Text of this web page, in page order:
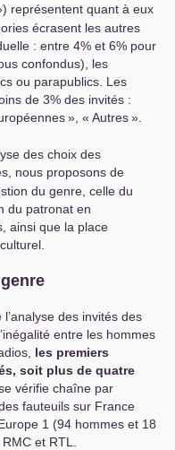
représentent quant à eux
écrasent les autres
: entre 4% et 6% pour
confondus), les
ou parapublics. Les
de 3% des invités :
», « Autres».
des choix des
nous proposons de
du genre, celle du
du patronat en
ainsi que la place
des invités des
entre les hommes
les premiers
soit plus de quatre
vérifie chaîne par
fauteuils sur France
1 (94 hommes et 18
RMC et RTL